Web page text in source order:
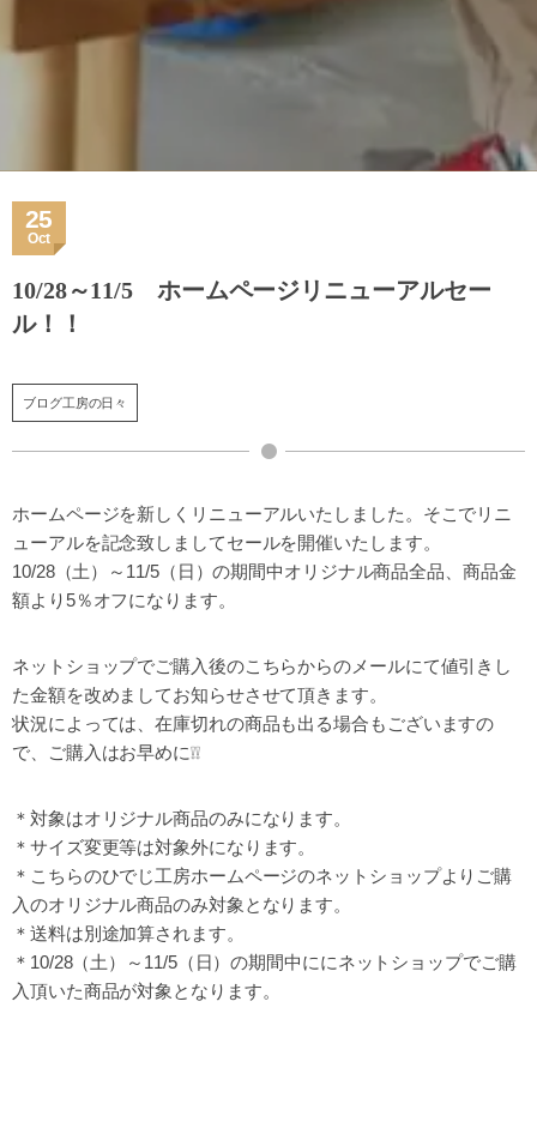
25
Oct
10/28～11/5 ホームページリニューアルセー
ル！！
ブログ工房の日々
ホームページを新しくリニューアルいたしました。そこでリニ
ューアルを記念致しましてセールを開催いたします。
10/28（土）～11/5（日）の期間中オリジナル商品全品、商品金
額より5％オフになります。
ネットショップでご購入後のこちらからのメールにて値引きし
た金額を改めましてお知らせさせて頂きます。
状況によっては、在庫切れの商品も出る場合もございますの
で、ご購入はお早めに❕❕
＊対象はオリジナル商品のみになります。
＊サイズ変更等は対象外になります。
＊こちらのひでじ工房ホームページのネットショップよりご購
入のオリジナル商品のみ対象となります。
＊送料は別途加算されます。
＊10/28（土）～11/5（日）の期間中ににネットショップでご購
入頂いた商品が対象となります。